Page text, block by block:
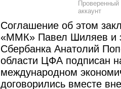
Соглашение об этом
«ММК» Павел Шиляев и
Сбербанка Анатолий
области ЦФА подписан
международном
договорились вместе